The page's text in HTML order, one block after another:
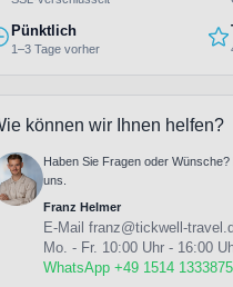
Pünktlich
1–3 Tage vorher
können wir Ihnen helfen?
Haben Sie Fragen oder
uns.
Franz Helmer
E-Mail franz@tickwell-
Mo. - Fr. 10:00 Uhr - 16:00
WhatsApp +49 1514 1333875